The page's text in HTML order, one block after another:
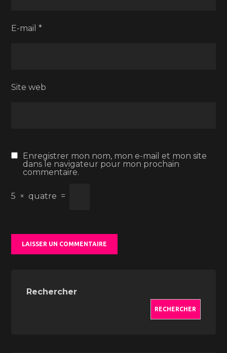
E-mail*
Site web
Enregistrer mon nom, mon e-mail et mon site
dans le navigateur pour mon prochain
commentaire.
5 × quatre =
Rechercher
RECHERCHER